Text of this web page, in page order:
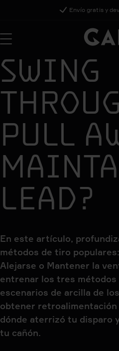
Envío gratis y
SWING
PULL
LEAD?
En este artículo,
métodos de tiro
Alejarse o Mantener la
entrenar los tres
escenarios de arcilla de
obtener
dónde aterrizó tu disparo
tu cañón.